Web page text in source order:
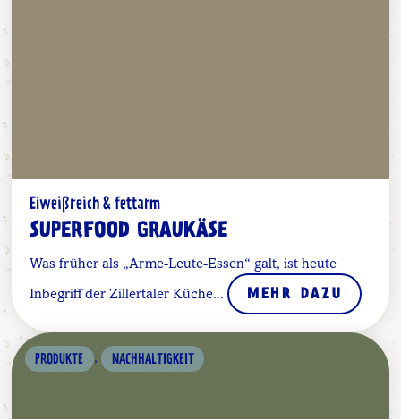
Eiweißreich & fettarm
SUPERFOOD GRAUKÄSE
Was früher als „Arme-Leute-Essen“ galt, ist heute
Inbegriff der Zillertaler Küche... MEHR DAZU
PRODUKTE , NACHHALTIGKEIT